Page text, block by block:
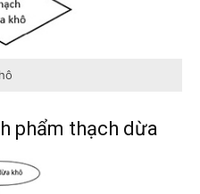
phẩm thạch dừa